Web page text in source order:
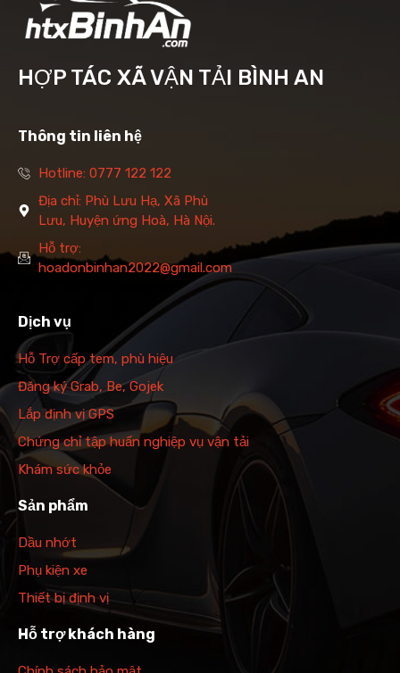
HỢP TÁC XÃ VẬN TẢI BÌNH AN
Thông tin liên hệ
Hotline: 0777 122 122
Địa chỉ: Phù Lưu Hạ, Xã Phù
Lưu, Huyện ứng Hoà, Hà Nội.
Hỗ trợ:
hoadonbinhan2022@gmail.com
Dịch vụ
Hỗ Trợ cấp tem, phù hiệu
Đăng ký Grab, Be, Gojek
Lắp định vị GPS
Chứng chỉ tập huấn nghiệp vụ vận tải
Khám sức khỏe
Sản phẩm
Dầu nhớt
Phụ kiện xe
Thiết bị định vị
Hỗ trợ khách hàng